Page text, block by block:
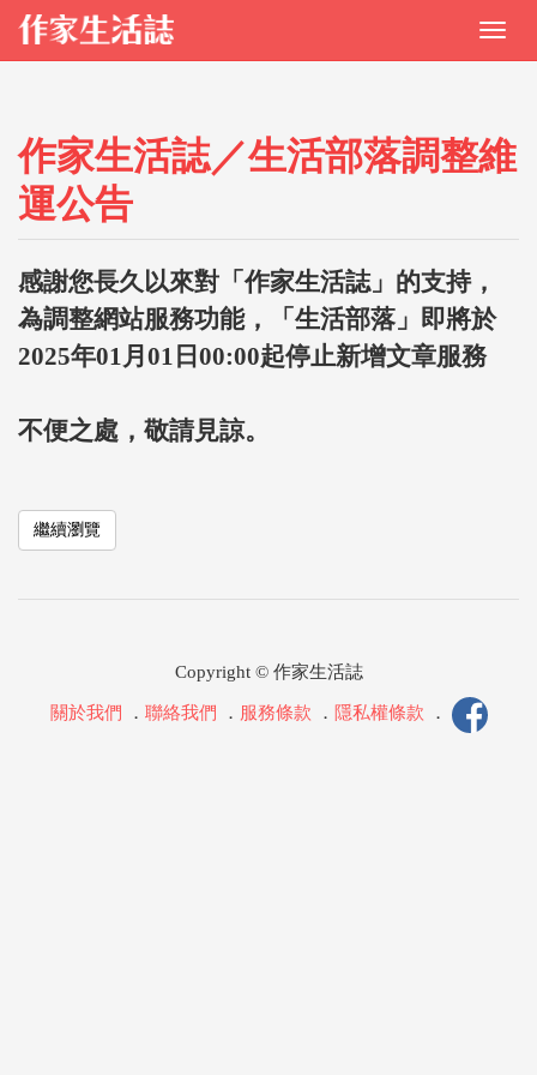
作家生活誌／生活部落調整維
運公告
感謝您長久以來對「作家生活誌」的支持，
為調整網站服務功能，「生活部落」即將於
2025年01月01日00:00起停止新增文章服務
不便之處，敬請見諒。
繼續瀏覽
Copyright © 作家生活誌
關於我們 ． 聯絡我們 ． 服務條款 ． 隱私權條款 ．